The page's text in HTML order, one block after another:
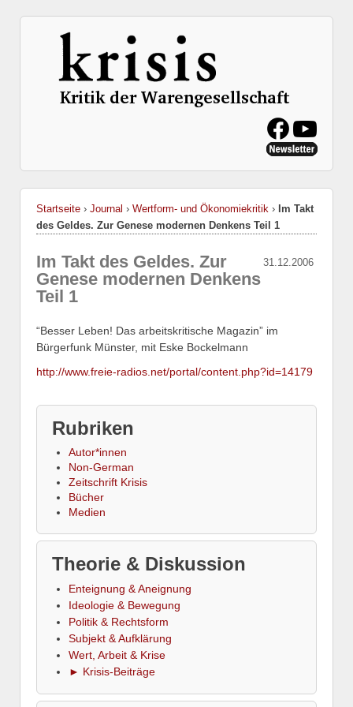
Startseite › Journal › Wertform- und Ökonomiekritik › Im Takt
des Geldes. Zur Genese modernen Denkens Teil 1
31.12.2006
Im Takt des Geldes. Zur
Genese modernen Denkens
Teil 1
“Besser Leben! Das arbeitskritische Magazin” im
Bürgerfunk Münster, mit Eske Bockelmann
http://www.freie-radios.net/portal/content.php?id=14179
Rubriken
Autor*innen
Non-German
Zeitschrift Krisis
Bücher
Medien
Theorie & Diskussion
Enteignung & Aneignung
Ideologie & Bewegung
Politik & Rechtsform
Subjekt & Aufklärung
Wert, Arbeit & Krise
► Krisis-Beiträge